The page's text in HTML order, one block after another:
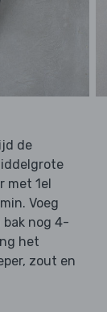
de
met 1el
Voeg
bak nog 4-
het
zout en